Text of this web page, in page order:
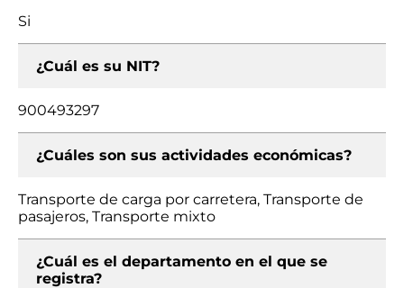
Si
¿Cuál es su NIT?
900493297
¿Cuáles son sus actividades económicas?
Transporte de carga por carretera, Transporte de
pasajeros, Transporte mixto
¿Cuál es el departamento en el que se
registra?